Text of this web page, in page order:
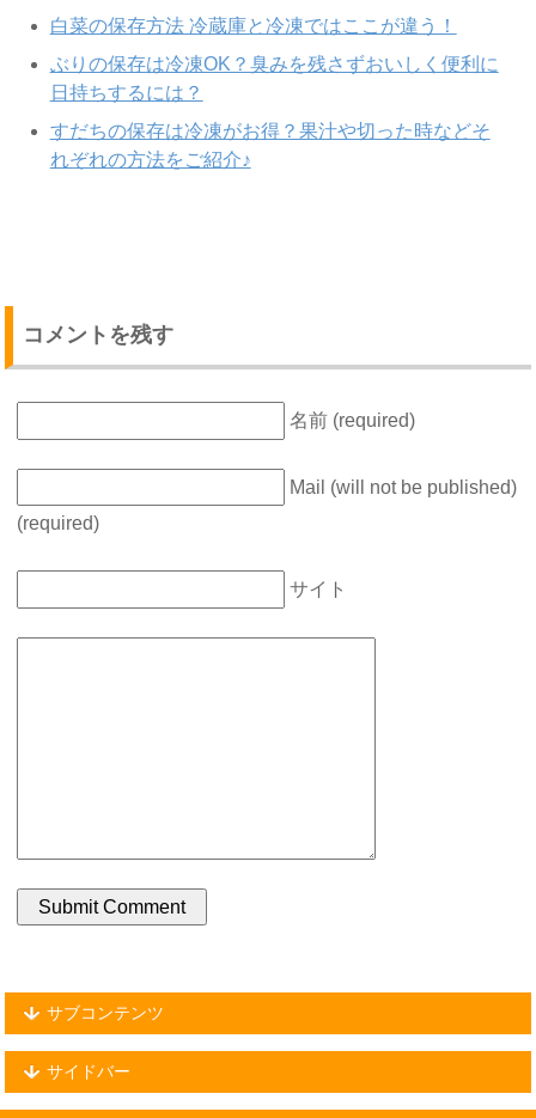
白菜の保存方法 冷蔵庫と冷凍ではここが違う！
ぶりの保存は冷凍OK？臭みを残さずおいしく便利に
日持ちするには？
すだちの保存は冷凍がお得？果汁や切った時などそ
れぞれの方法をご紹介♪
コメントを残す
名前 (required)
Mail (will not be published)
(required)
サイト
サブコンテンツ
サイドバー